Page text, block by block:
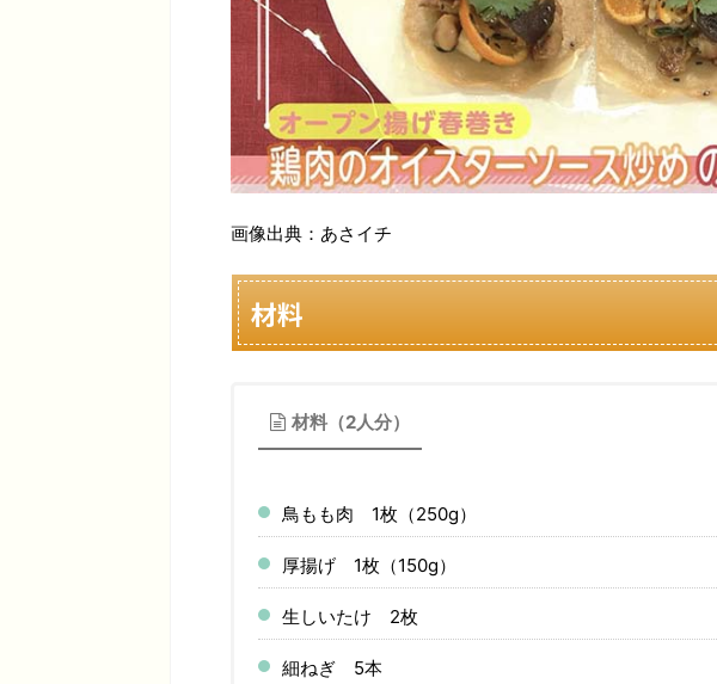
画像出典：あさイチ
材料
材料（2人分）
鳥もも肉 1枚（250g）
厚揚げ 1枚（150g）
生しいたけ 2枚
細ねぎ 5本